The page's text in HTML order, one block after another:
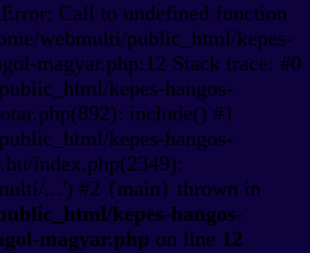
Call to undefined function
webmulti/public_html/kepes-
magyar.php:12 Stack trace: #0
kepes-hangos-
include() #1
kepes-hangos-
index.php(2349):
...') #2 {main} thrown in
kepes-hangos-
magyar.php on line 12